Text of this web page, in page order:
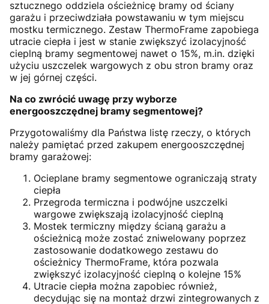
sztucznego oddziela ościeżnicę bramy od ściany
garażu i przeciwdziała powstawaniu w tym miejscu
mostku termicznego. Zestaw ThermoFrame zapobiega
utracie ciepła i jest w stanie zwiększyć izolacyjność
cieplną bramy segmentowej nawet o 15%, m.in. dzięki
użyciu uszczelek wargowych z obu stron bramy oraz
w jej górnej części.
Na co zwrócić uwagę przy wyborze
energooszczędnej bramy segmentowej?
Przygotowaliśmy dla Państwa listę rzeczy, o których
należy pamiętać przed zakupem energooszczędnej
bramy garażowej:
Ocieplane bramy segmentowe ograniczają straty
ciepła
Przegroda termiczna i podwójne uszczelki
wargowe zwiększają izolacyjność cieplną
Mostek termiczny między ścianą garażu a
ościeżnicą może zostać zniwelowany poprzez
zastosowanie dodatkowego zestawu do
ościeżnicy ThermoFrame, która pozwala
zwiększyć izolacyjność cieplną o kolejne 15%
Utracie ciepła można zapobiec również,
decydując się na montaż drzwi zintegrowanych z